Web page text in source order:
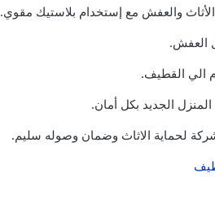
والعفش مع إستخدام بلاستيك مقوي.
العفش.
الي القطيف.
الجديد بكل أمان.
لحماية الاثاث وضمان وصوله سليم.